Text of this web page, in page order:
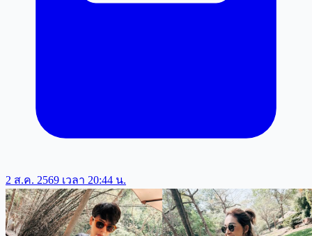
2 ส.ค. 2569 เวลา 20:44 น.